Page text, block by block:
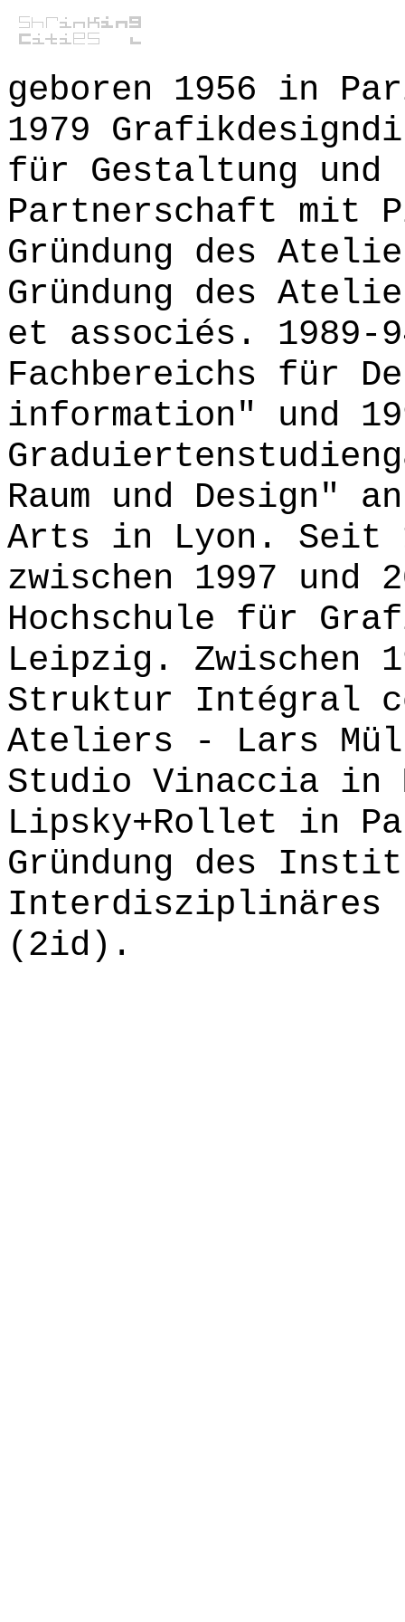
geboren 1956 in
1979
für Gestaltung und
Partnerschaft mit
Gründung des
Gründung des
et associés. 1989-
Fachbereichs für
information" und
Raum und Design"
Arts in Lyon. Seit
zwischen 1997 und
Hochschule für
Leipzig. Zwischen
Struktur Intégral
Ateliers - Lars
Studio Vinaccia in
Lipsky+Rollet in
Gründung des
Interdisziplinäres
(2id).